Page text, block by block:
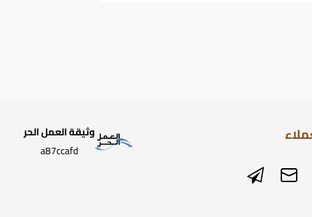
وثيقة العمل الحر
a87ccafd